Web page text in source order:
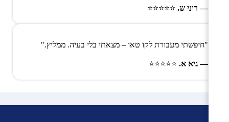
— רוני ש. ⭐⭐⭐⭐⭐
"חיפשתי מעבורת לקו טאו – מצאתי בלי בעיה. ממליץ."
— גיא א. ⭐⭐⭐⭐⭐